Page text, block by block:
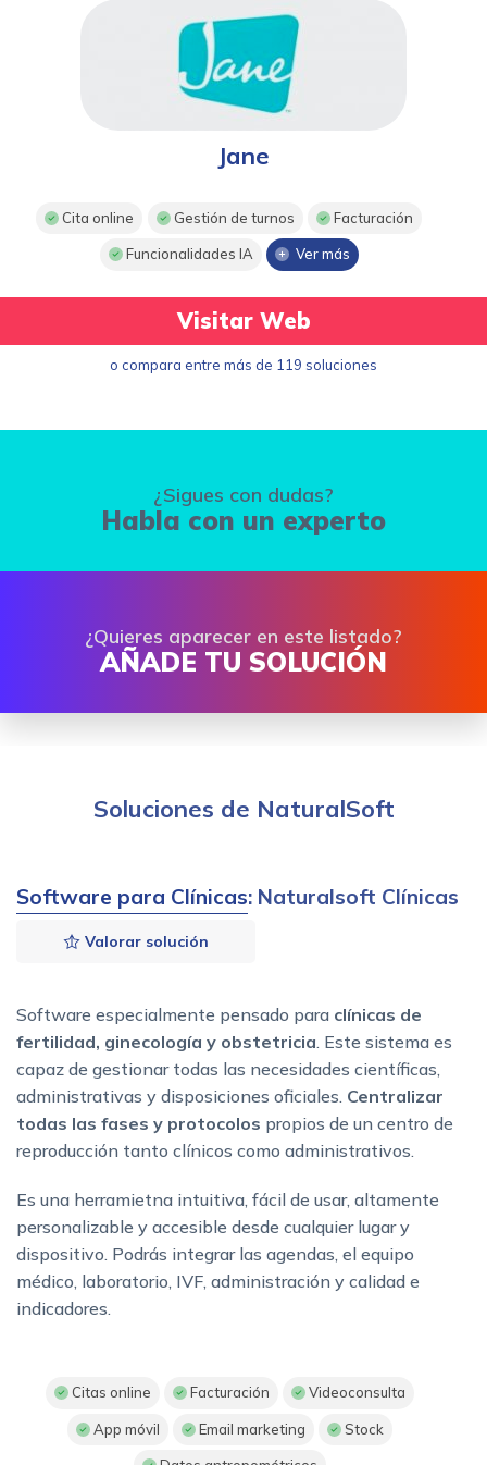
Jane
Cita online Gestión de turnos Facturación
Funcionalidades IA Ver más
Visitar Web
o compara entre más de 119 soluciones
¿Sigues con dudas?
Habla con un experto
¿Quieres aparecer en este listado?
AÑADE TU SOLUCIÓN
Soluciones de NaturalSoft
Software para Clínicas: Naturalsoft Clínicas
Valorar solución
Software especialmente pensado para clínicas de
fertilidad, ginecología y obstetricia. Este sistema es
capaz de gestionar todas las necesidades científicas,
administrativas y disposiciones oficiales. Centralizar
todas las fases y protocolos propios de un centro de
reproducción tanto clínicos como administrativos.
Es una herramietna intuitiva, fácil de usar, altamente
personalizable y accesible desde cualquier lugar y
dispositivo. Podrás integrar las agendas, el equipo
médico, laboratorio, IVF, administración y calidad e
indicadores.
Citas online Facturación Videoconsulta
App móvil Email marketing Stock